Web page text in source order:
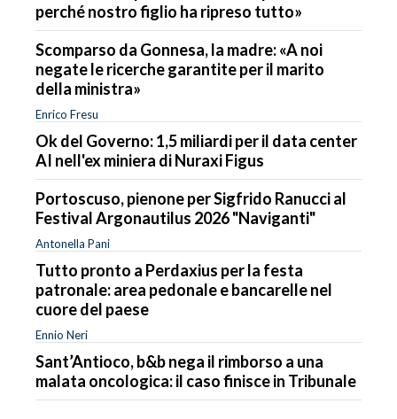
perché nostro figlio ha ripreso tutto»
Scomparso da Gonnesa, la madre: «A noi
negate le ricerche garantite per il marito
della ministra»
Enrico Fresu
Ok del Governo: 1,5 miliardi per il data center
AI nell'ex miniera di Nuraxi Figus
Portoscuso, pienone per Sigfrido Ranucci al
Festival Argonautilus 2026 "Naviganti"
Antonella Pani
Tutto pronto a Perdaxius per la festa
patronale: area pedonale e bancarelle nel
cuore del paese
Ennio Neri
Sant’Antioco, b&b nega il rimborso a una
malata oncologica: il caso finisce in Tribunale